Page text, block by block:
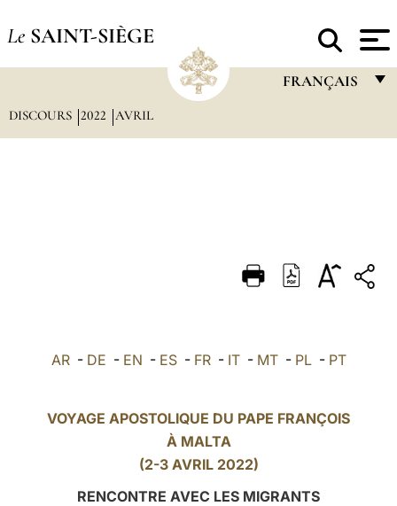
Le SAINT-SIÈGE
FRANÇAIS
DEUTSCH
العربيّة
LATINE
DISCOURS 2022 AVRIL
AR- DE - EN - ES- FR- IT- MT- PL- PT
VOYAGE APOSTOLIQUE DU PAPE FRANÇOIS
À MALTA
(2-3 AVRIL 2022)
RENCONTRE AVEC LES MIGRANTS